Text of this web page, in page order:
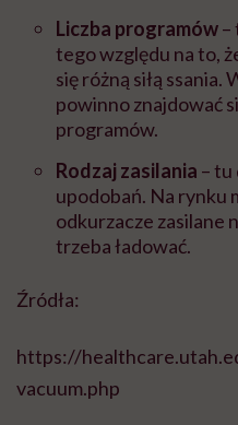
Liczba programów–
tego względu na to,
się różną siłą
powinno znajdować
programów.
Rodzaj zasilania – tu
upodobań. Na rynku
odkurzacze zasilane
trzeba ładować.
Źródła:
https://
vacuum.php